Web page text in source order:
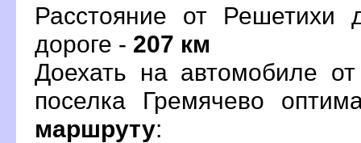
Расстояние от Решетихи
дороге - 207 км
Доехать на автомобиле
поселка Гремячево
маршруту: